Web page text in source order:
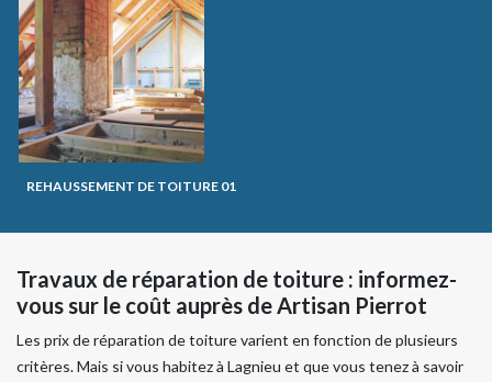
REHAUSSEMENT DE TOITURE 01
Travaux de réparation de toiture : informez-
vous sur le coût auprès de Artisan Pierrot
Les prix de réparation de toiture varient en fonction de plusieurs
critères. Mais si vous habitez à Lagnieu et que vous tenez à savoir